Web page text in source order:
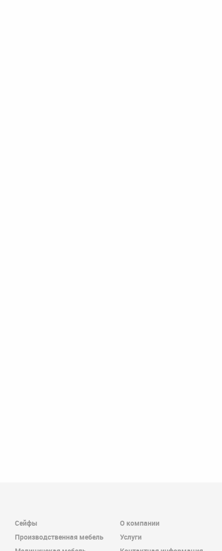
Сейфы
Производственная мебель
О компании
Услуги